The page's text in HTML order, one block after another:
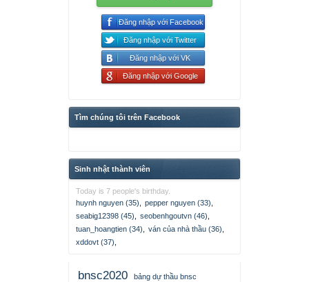
Đăng nhập với Facebook
Đăng nhập với Twitter
Đăng nhập với VK
Đăng nhập với Google
Tìm chúng tôi trên Facebook
Sinh nhật thành viên
Today is 7 people's birthday.
huynh nguyen (35)
pepper nguyen (33)
seabig12398 (45)
seobenhgoutvn (46)
tuan_hoangtien (34)
ván của nhà thầu (36)
xddovt (37)
bnsc2020
bảng dự thầu bnsc